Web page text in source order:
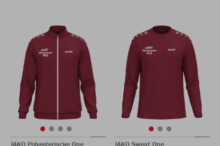
JAKO Polyesterjacke One
JAKO Sweat One